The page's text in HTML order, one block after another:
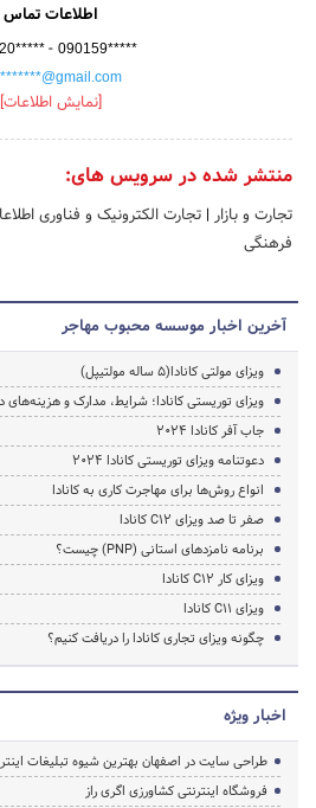
اطلاعات تماس
- 090159*****
[نمایش اطلاعات]
منتشر شده در سرویس های:
تجارت و بازار | تجارت الکترونیک و فناوری
فرهنگی
آخرین اخبار موسسه محبوب مهاجر
ویزای مولتی کانادا(5 ساله مولتیپل)
ویزای توریستی کانادا؛ شرایط، مدارک و
جاب آفر کانادا 2024
دعوتنامه ویزای توریستی کانادا 2024
انواع روش‌ها برای مهاجرت کاری به کانادا
صفر تا صد ویزای C12 کانادا
برنامه نامزدهای استانی (PNP) چیست؟
ویزای کار C12 کانادا
ویزای C11 کانادا
چگونه ویزای تجاری کانادا را دریافت کنیم؟
اخبار ویژه
طراحی سایت در اصفهان بهترین شیوه تبلیغات
فروشگاه اینترنتی کشاورزی اگری راز